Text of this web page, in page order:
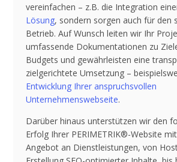
vereinfachen – z.B. die Integration
Lösung, sondern sorgen auch für den
Betrieb. Auf Wunsch leiten wir Ihr
umfassende Dokumentationen zu
Budgets und gewährleisten eine
zielgerichtete Umsetzung –
Entwicklung Ihrer anspruchsvollen
Unternehmenswebseite.
Darüber hinaus unterstützen wir den
Erfolg Ihrer PERIMETRIK®-Website
Angebot an Dienstleistungen, von